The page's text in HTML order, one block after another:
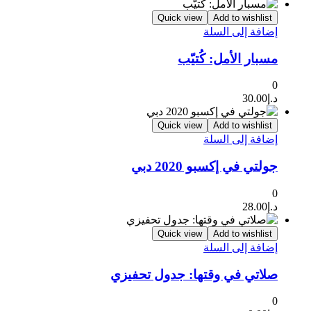
Add to wishlist
Quick view
إضافة إلى السلة
مسبار الأمل: كُتيّب
0
د.إ 30.00
Add to wishlist
Quick view
إضافة إلى السلة
جولتي في إكسبو 2020 دبي
0
د.إ 28.00
Add to wishlist
Quick view
إضافة إلى السلة
صلاتي في وقتها: جدول تحفيزي
0